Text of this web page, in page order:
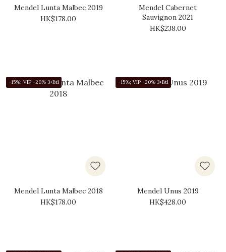
Mendel Lunta Malbec 2019
HK$178.00
Mendel Cabernet
Sauvignon 2021
HK$238.00
-15%; VIP -20% 3+Btl
Mendel Lunta Malbec 2018
HK$178.00
-15%; VIP -20% 3+Btl
Mendel Unus 2019
HK$428.00